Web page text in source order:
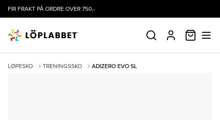
FRI FRAKT PÅ ORDRE OVER 750,-
SØK PROFIL
LØPESKO TRENINGSSKO ADIZERO EVO SL